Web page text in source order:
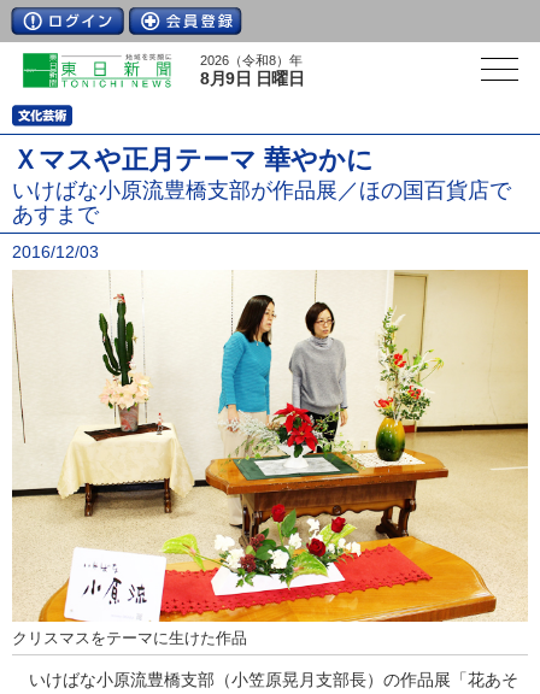
2026（令和8）年
8月9日 日曜日
Ｘマスや正月テーマ 華やかに
いけばな小原流豊橋支部が作品展／ほの国百貨店で
あすまで
2016/12/03
クリスマスをテーマに生けた作品
いけばな小原流豊橋支部（小笠原晃月支部長）の作品展「花あそ